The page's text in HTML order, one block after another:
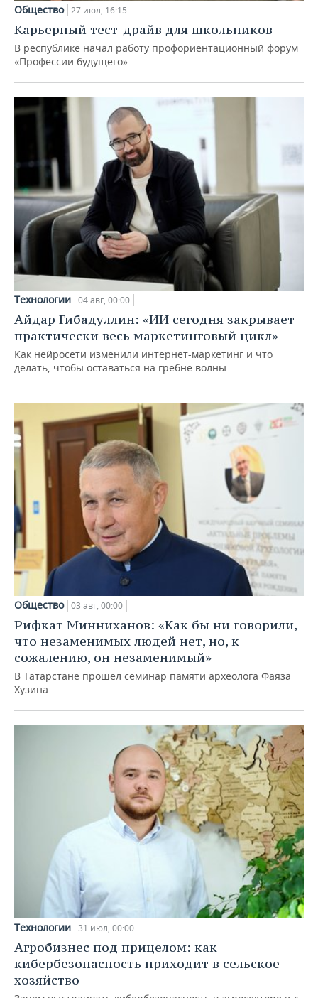
Общество 27 июл, 16:15
Карьерный тест-драйв для школьников
В республике начал работу профориентационный форум
«Профессии будущего»
Технологии 04 авг, 00:00
Айдар Гибадуллин: «ИИ сегодня закрывает
практически весь маркетинговый цикл»
Как нейросети изменили интернет-маркетинг и что
делать, чтобы оставаться на гребне волны
Общество 03 авг, 00:00
Рифкат Минниханов: «Как бы ни говорили,
что незаменимых людей нет, но, к
сожалению, он незаменимый»
В Татарстане прошел семинар памяти археолога Фаяза
Хузина
Технологии 31 июл, 00:00
Агробизнес под прицелом: как
кибербезопасность приходит в сельское
хозяйство